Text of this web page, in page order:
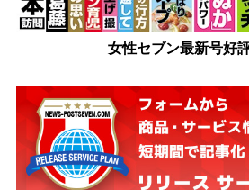
女性セブン最新号好